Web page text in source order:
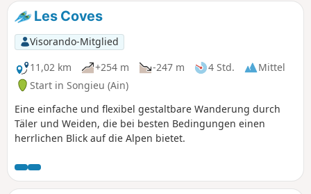
Wanderung sollte außerhalb der Weidezeit
der Tiere unternommen werden.
Les Coves
Visorando-Mitglied
11,02 km
+254 m -247 m 4 Std.
Mittel
Start in Songieu (Ain)
Eine einfache und flexibel gestaltbare Wanderung durch
Täler und Weiden, die bei besten Bedingungen einen
herrlichen Blick auf die Alpen bietet.